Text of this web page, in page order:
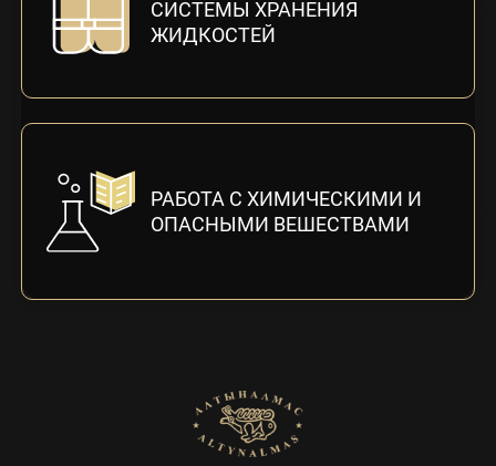
СИСТЕМЫ ХРАНЕНИЯ
ЖИДКОСТЕЙ
РАБОТА С ХИМИЧЕСКИМИ И
ОПАСНЫМИ ВЕШЕСТВАМИ